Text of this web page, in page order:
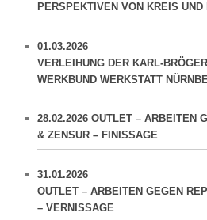
PERSPEKTIVEN VON KREIS UND
01.03.2026
VERLEIHUNG DER KARL-
WERKBUND WERKSTATT
28.02.2026 OUTLET – ARBEITEN
& ZENSUR – FINISSAGE
31.01.2026
OUTLET – ARBEITEN GEGEN
– VERNISSAGE